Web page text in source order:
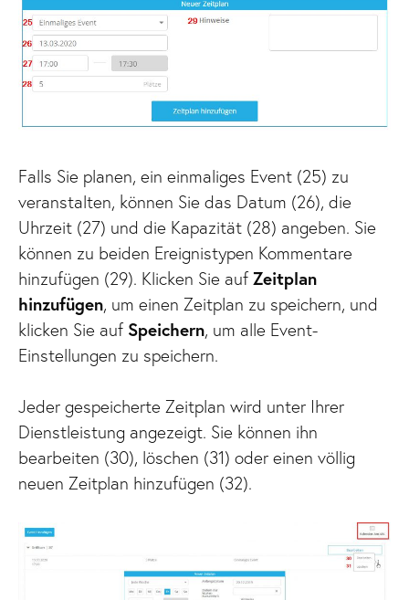
Falls Sie planen, ein einmaliges Event (25) zu
veranstalten, können Sie das Datum (26), die
Uhrzeit (27) und die Kapazität (28) angeben. Sie
können zu beiden Ereignistypen Kommentare
hinzufügen (29). Klicken Sie auf Zeitplan
hinzufügen, um einen Zeitplan zu speichern, und
klicken Sie auf Speichern, um alle Event-
Einstellungen zu speichern.
Jeder gespeicherte Zeitplan wird unter Ihrer
Dienstleistung angezeigt. Sie können ihn
bearbeiten (30), löschen (31) oder einen völlig
neuen Zeitplan hinzufügen (32).